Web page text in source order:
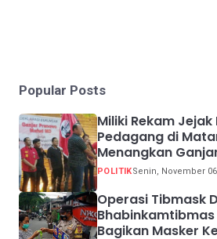
Popular Posts
Miliki Rekam
Pedagang di
Menangkan
POLITIKSenin, November
Operasi Tibmask
Bagikan Masker